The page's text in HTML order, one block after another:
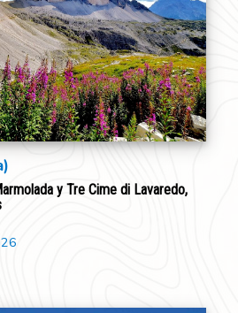
y Tre Cime di Lavaredo,